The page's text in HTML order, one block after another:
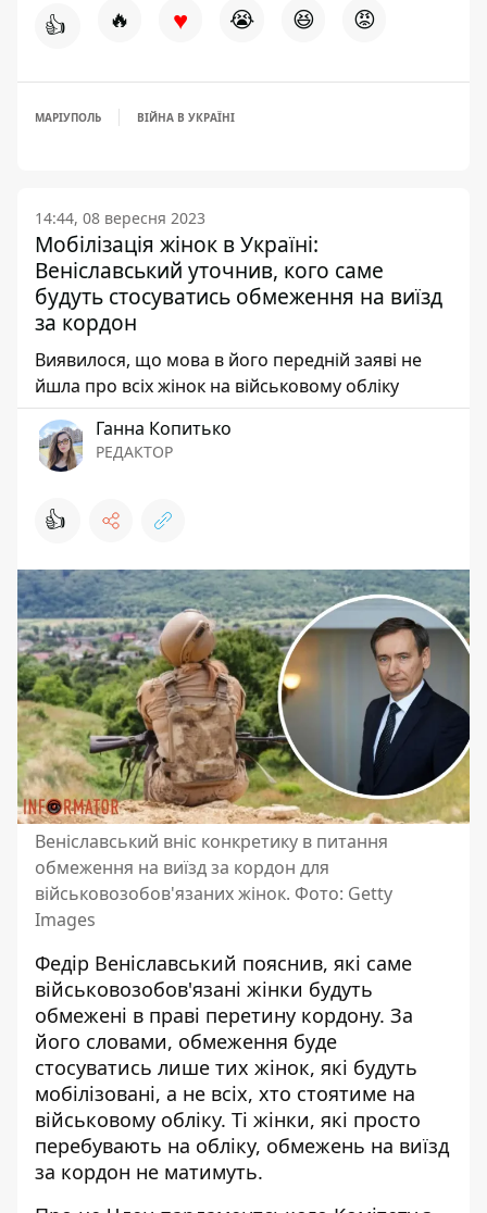
👍 🔥 ♥ 😭 😆 😡
МАРІУПОЛЬ ВІЙНА В УКРАЇНІ
14:44, 08 вересня 2023
Мобілізація жінок в Україні:
Веніславський уточнив, кого саме
будуть стосуватись обмеження на виїзд
за кордон
Виявилося, що мова в його передній заяві не
йшла про всіх жінок на військовому обліку
Ганна Копитько
РЕДАКТОР
👍
Веніславський вніс конкретику в питання
обмеження на виїзд за кордон для
військовозобов'язаних жінок. Фото: Getty
Images
Федір Веніславський пояснив, які саме
військовозобов'язані жінки будуть
обмежені в праві перетину кордону. За
його словами, обмеження буде
стосуватись лише тих жінок, які будуть
мобілізовані, а не всіх, хто стоятиме на
військовому обліку. Ті жінки, які просто
перебувають на обліку, обмежень на виїзд
за кордон не матимуть.